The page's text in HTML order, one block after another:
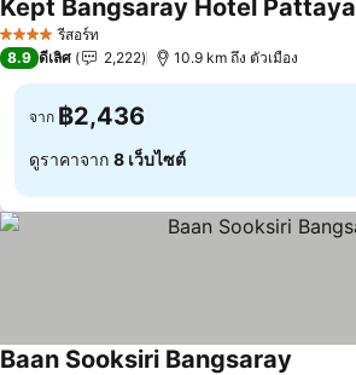
4 ดาว รีสอร์ท
Kept Bangsaray Hotel Pattaya
8.9 ดีเลิศ 2,222 10.9 km ถึง ตัวเมือง
จาก ฿2,436
ดูราคาจาก 8 เว็บไซต์
Baan Sooksiri Bangsaray